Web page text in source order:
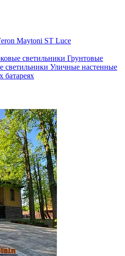
Maytoni ST Luce
светильники Грунтовые
светильники Уличные настенные
батареях